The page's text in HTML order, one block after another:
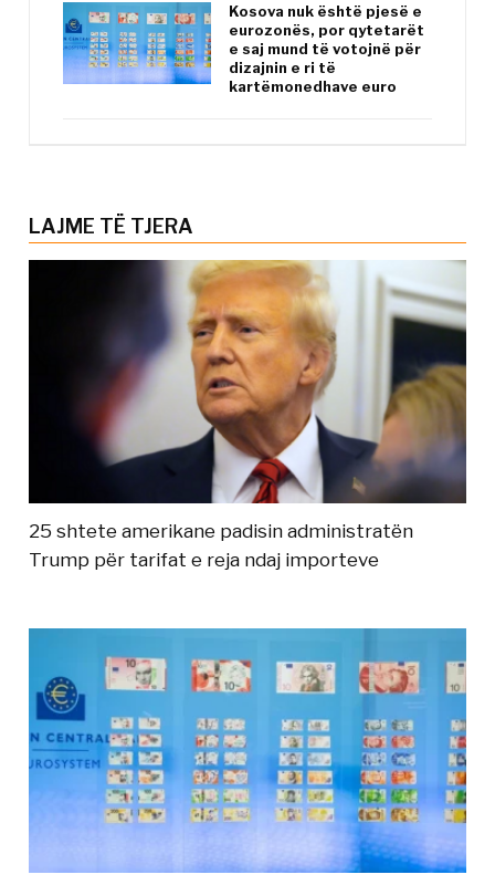
Kosova nuk është pjesë e
eurozonës, por qytetarët
e saj mund të votojnë për
dizajnin e ri të
kartëmonedhave euro
LAJME TË TJERA
25 shtete amerikane padisin administratën
Trump për tarifat e reja ndaj importeve